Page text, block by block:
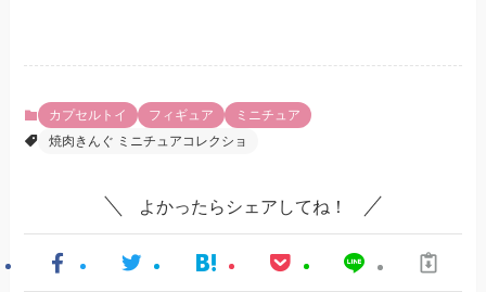
カプセルトイ フィギュア
ミニチュア
焼肉きんぐ ミニチュアコレクショ
よかったらシェアしてね！